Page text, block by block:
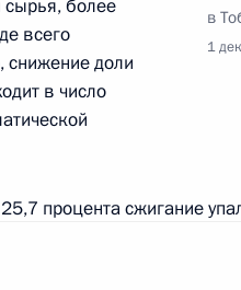
в
1
сырья, более
всего
снижение доли
в число
процента сжигание
Надеюсь, что мы будем
стимулы – я